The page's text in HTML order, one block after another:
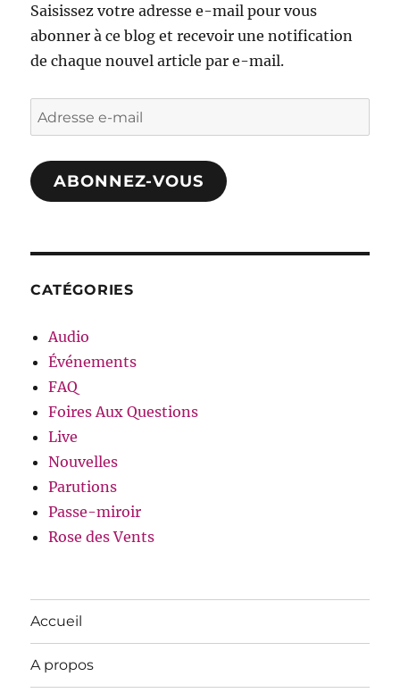
Saisissez votre adresse e-mail pour vous
abonner à ce blog et recevoir une notification
de chaque nouvel article par e-mail.
Adresse
e-
mail
ABONNEZ-VOUS
CATÉGORIES
Audio
Événements
FAQ
Foires Aux Questions
Live
Nouvelles
Parutions
Passe-miroir
Rose des Vents
Accueil
A propos